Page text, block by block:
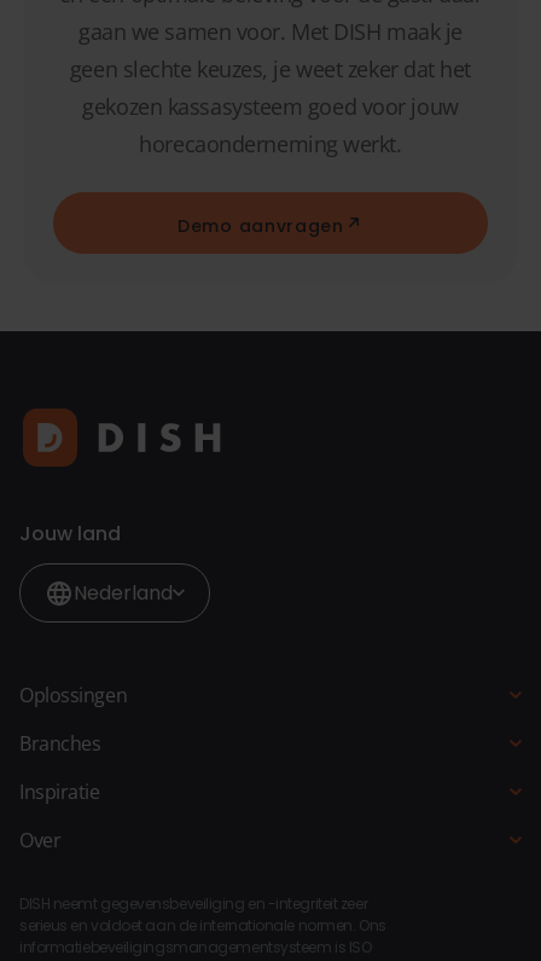
gaan we samen voor. Met DISH maak je
geen slechte keuzes, je weet zeker dat het
gekozen kassasysteem goed voor jouw
horecaonderneming werkt.
Demo aanvragen
Jouw land
Nederland
Oplossingen
Kassasysteem
Bestelsite
Bar Keuken Manager
Branches
Horeca
Fastservice
Strandpaviljoen
Inspiratie
Blogs
Over
Koppelingen
DISH neemt gegevensbeveiliging en -integriteit zeer
serieus en voldoet aan de internationale normen. Ons
informatiebeveiligingsmanagementsysteem is ISO